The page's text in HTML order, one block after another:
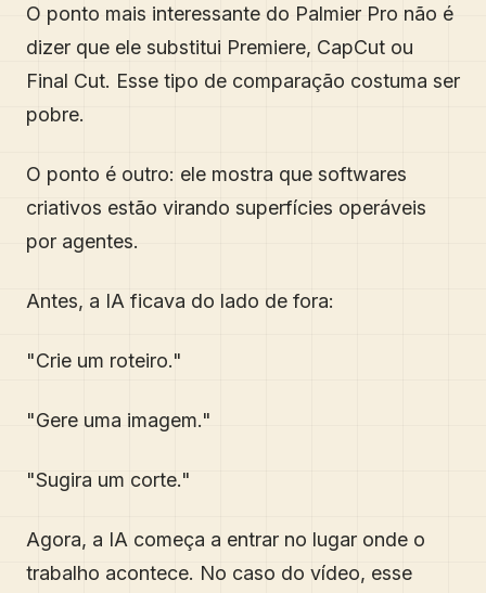
O ponto mais interessante do Palmier Pro não é
dizer que ele substitui Premiere, CapCut ou
Final Cut. Esse tipo de comparação costuma ser
pobre.
O ponto é outro: ele mostra que softwares
criativos estão virando superfícies operáveis
por agentes.
Antes, a IA ficava do lado de fora:
"Crie um roteiro."
"Gere uma imagem."
"Sugira um corte."
Agora, a IA começa a entrar no lugar onde o
trabalho acontece. No caso do vídeo, esse